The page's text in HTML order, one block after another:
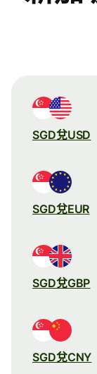
SGD兌USD
SGD兌EUR
SGD兌GBP
SGD兌CNY